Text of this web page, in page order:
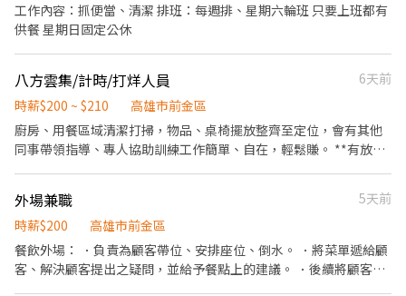
工作內容：抓便當、清潔 排班：每週排、星期六輪班 只要上班都有
供餐 星期日固定公休
八方雲集/計時/打烊人員
6天前
時薪$200 ~ $210
高雄市前金區
廚房、用餐區域清潔打掃，物品、桌椅擺放整齊至定位，會有其他
同事帶領指導、專人協助訓練工作簡單、自在，輕鬆賺。 **有放鳥
外場兼職
5天前
時薪$200
高雄市前金區
餐飲外場： ．負責為顧客帶位、安排座位、倒水。 ．將菜單遞給顧
客、解決顧客提出之疑問，並給予餐點上的建議。 ．後續將顧客點